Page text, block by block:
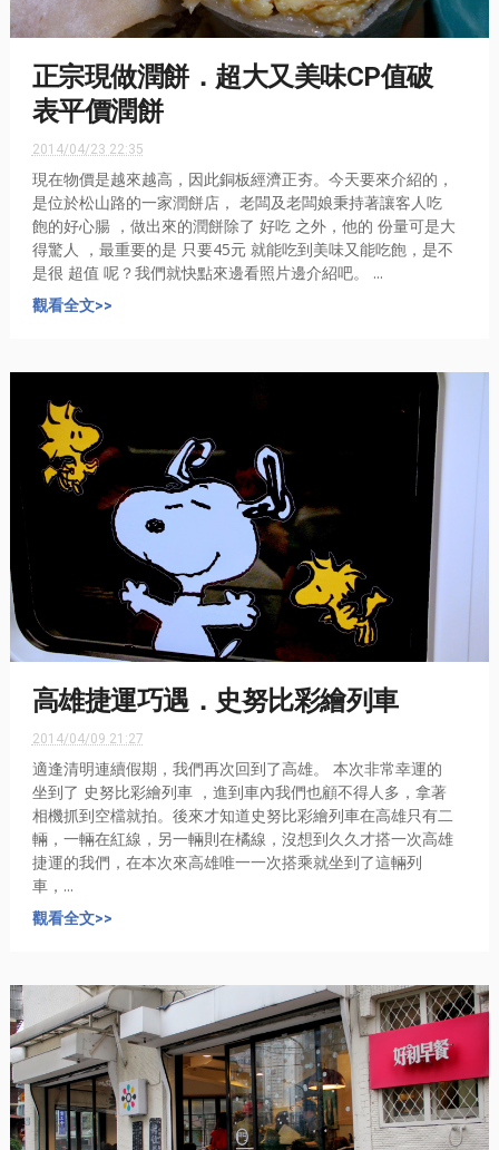
正宗現做潤餅．超大又美味CP值破
表平價潤餅
2014/04/23 22:35
現在物價是越來越高，因此銅板經濟正夯。今天要來介紹的，
是位於松山路的一家潤餅店， 老闆及老闆娘秉持著讓客人吃
飽的好心腸 ，做出來的潤餅除了 好吃 之外，他的 份量可是大
得驚人 ，最重要的是 只要45元 就能吃到美味又能吃飽，是不
是很 超值 呢？我們就快點來邊看照片邊介紹吧。 ...
觀看全文>>
高雄捷運巧遇．史努比彩繪列車
2014/04/09 21:27
適逢清明連續假期，我們再次回到了高雄。 本次非常幸運的
坐到了 史努比彩繪列車 ，進到車內我們也顧不得人多，拿著
相機抓到空檔就拍。後來才知道史努比彩繪列車在高雄只有二
輛，一輛在紅線，另一輛則在橘線，沒想到久久才搭一次高雄
捷運的我們，在本次來高雄唯一一次搭乘就坐到了這輛列
車，...
觀看全文>>